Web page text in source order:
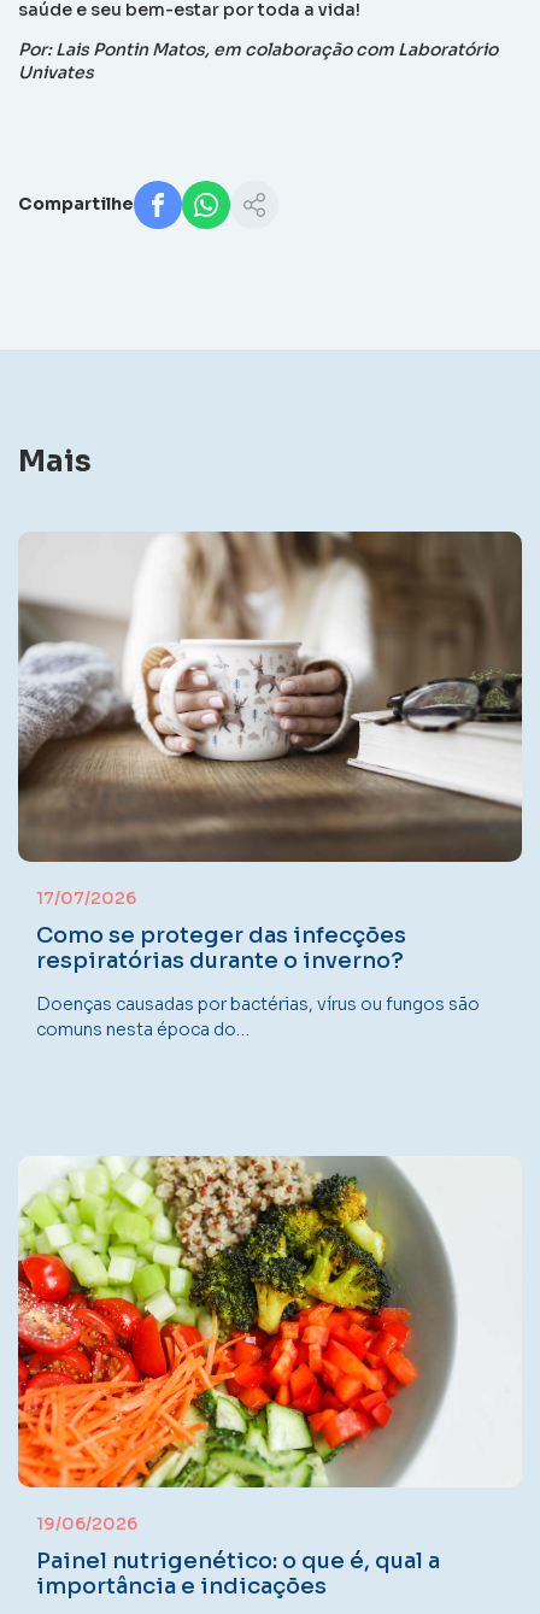
saúde e seu bem-estar por toda a vida!
Por: Lais Pontin Matos, em colaboração com Laboratório
Univates
Compartilhe
Mais
17/07/2026
Como se proteger das infecções
respiratórias durante o inverno?
Doenças causadas por bactérias, vírus ou fungos são
comuns nesta época do…
19/06/2026
Painel nutrigenético: o que é, qual a
importância e indicações